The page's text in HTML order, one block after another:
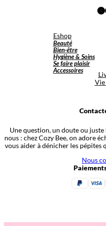
Eshop
Beauté
Bien-être
Hygiène & Soins
Se faire plaisir
Accessoires
Vie
Une question, un doute ou juste
nous : chez Cozy Bee, on adore
vous aider à dénicher les
Nous